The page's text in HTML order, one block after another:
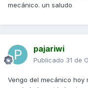
mecánico. un saludo
pajariwi
Publicado 31 de
Vengo del mecánico hoy